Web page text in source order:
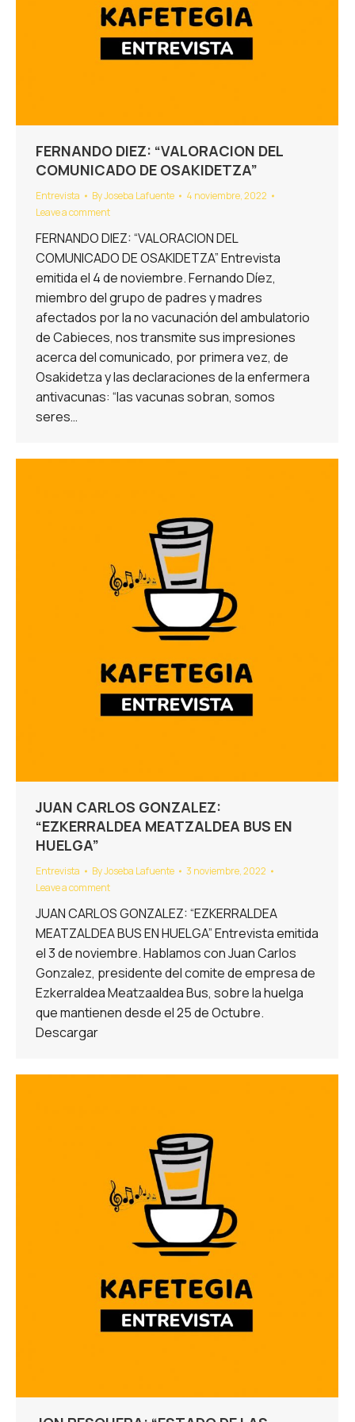
FERNANDO DIEZ: “VALORACION DEL
COMUNICADO DE OSAKIDETZA”
Entrevista ByJoseba Lafuente
4 noviembre, 2022
Leave a comment
FERNANDO DIEZ: “VALORACION DEL
COMUNICADO DE OSAKIDETZA” Entrevista
emitida el 4 de noviembre. Fernando Díez,
miembro del grupo de padres y madres
afectados por la no vacunación del ambulatorio
de Cabieces, nos transmite sus impresiones
acerca del comunicado, por primera vez, de
Osakidetza y las declaraciones de la enfermera
antivacunas: “las vacunas sobran, somos
seres…
JUAN CARLOS GONZALEZ:
“EZKERRALDEA MEATZALDEA BUS EN
HUELGA”
Entrevista ByJoseba Lafuente
3 noviembre, 2022
Leave a comment
JUAN CARLOS GONZALEZ: “EZKERRALDEA
MEATZALDEA BUS EN HUELGA” Entrevista emitida
el 3 de noviembre. Hablamos con Juan Carlos
Gonzalez, presidente del comite de empresa de
Ezkerraldea Meatzaaldea Bus, sobre la huelga
que mantienen desde el 25 de Octubre.
Descargar